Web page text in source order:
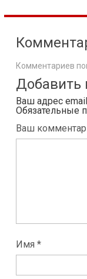
Комментариев
Добавить
Ваш адрес
Обязательные
Ваш
Имя *